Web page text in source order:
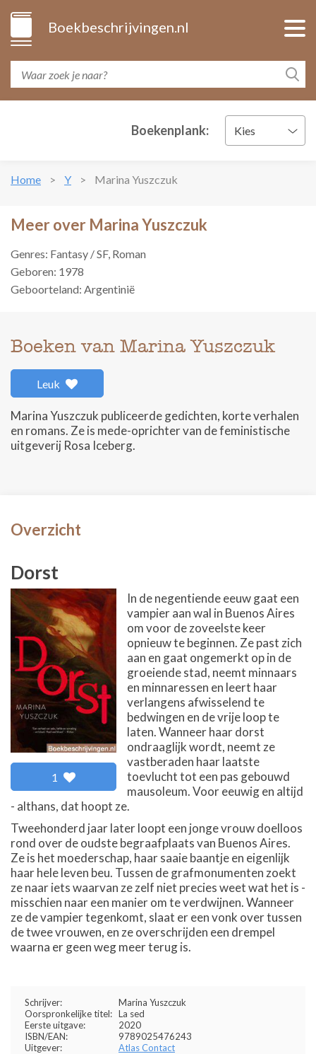
Boekbeschrijvingen.nl
Boekenplank: Kies
Home Y Marina Yuszczuk
Meer over Marina Yuszczuk
Genres: Fantasy / SF, Roman
Geboren: 1978
Geboorteland: Argentinië
Boeken van Marina Yuszczuk
Leuk
Marina Yuszczuk publiceerde gedichten, korte verhalen
en romans. Ze is mede-oprichter van de feministische
uitgeverij Rosa Iceberg.
Overzicht
Dorst
1
In de negentiende eeuw gaat een
vampier aan wal in Buenos Aires
om voor de zoveelste keer
opnieuw te beginnen. Ze past zich
aan en gaat ongemerkt op in de
groeiende stad, neemt minnaars
en minnaressen en leert haar
verlangens afwisselend te
bedwingen en de vrije loop te
laten. Wanneer haar dorst
ondraaglijk wordt, neemt ze
vastberaden haar laatste
toevlucht tot een pas gebouwd
mausoleum. Voor eeuwig en altijd
- althans, dat hoopt ze.
Tweehonderd jaar later loopt een jonge vrouw doelloos
rond over de oudste begraafplaats van Buenos Aires.
Ze is het moederschap, haar saaie baantje en eigenlijk
haar hele leven beu. Tussen de grafmonumenten zoekt
ze naar iets waarvan ze zelf niet precies weet wat het is -
misschien naar een manier om te verdwijnen. Wanneer
ze de vampier tegenkomt, slaat er een vonk over tussen
de twee vrouwen, en ze overschrijden een drempel
waarna er geen weg meer terug is.
Schrijver:
Marina Yuszczuk
Oorspronkelijke titel: La sed
Eerste uitgave:
2020
ISBN/EAN:
9789025476243
Uitgever:
Atlas Contact